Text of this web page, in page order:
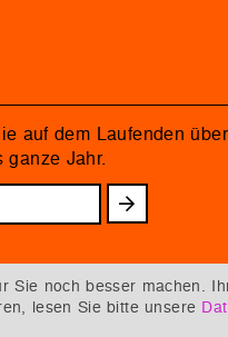
auf dem Laufenden
Jahr.
Sie noch besser machen.
lesen Sie bitte unsere